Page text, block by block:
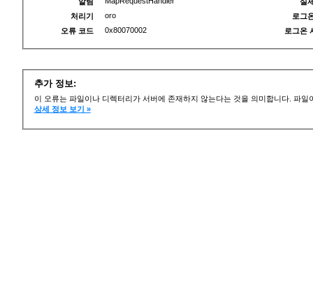
처리기
oro
오류 코드
0x80070002
로그
로그온
추가 정보:
이 오류는 파일이나 디렉터리가 서버에 존재하지 않는다는 것을 의미합니다. 파
상세 정보 보기 »